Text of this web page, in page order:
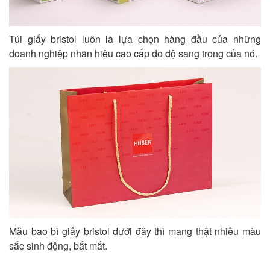
Túi giấy bristol luôn là lựa chọn hàng đầu của những
doanh nghiệp nhãn hiệu cao cấp do độ sang trọng của nó.
Mẫu bao bì giấy bristol dưới đây thì mang thật nhiều màu
sắc sinh động, bắt mắt.